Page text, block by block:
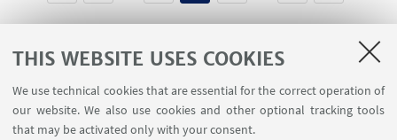
THIS WEBSITE USES COOKIES
We use technical cookies that are essential for the correct operation of
our website. We also use cookies and other optional tracking tools
that may be activated only with your consent.
USEFUL LINKS
Contacts